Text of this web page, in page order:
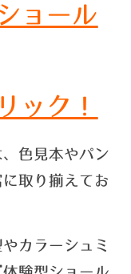
ョール
ック！
色見本やパン
取り揃えてお
カラーシュミ